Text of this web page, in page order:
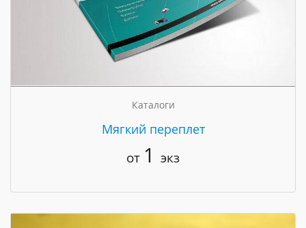
Каталоги
Мягкий переплет
от 1 экз